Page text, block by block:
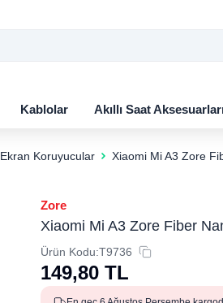
Kablolar Akıllı Saat
Ekran Koruyucular Xiaomi Mi A3 Zore
Zore
Xiaomi Mi A3 Zore Fiber
Ürün Kodu:T9736
149,80 TL